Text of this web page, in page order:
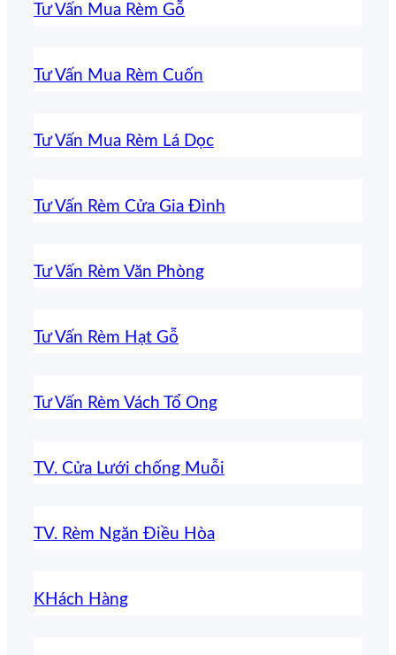
Tư Vấn Mua Rèm Gỗ
Tư Vấn Mua Rèm Cuốn
Tư Vấn Mua Rèm Lá Dọc
Tư Vấn Rèm Cửa Gia Đình
Tư Vấn Rèm Văn Phòng
Tư Vấn Rèm Hạt Gỗ
Tư Vấn Rèm Vách Tổ Ong
TV. Cửa Lưới chống Muỗi
TV. Rèm Ngăn Điều Hòa
KHách Hàng